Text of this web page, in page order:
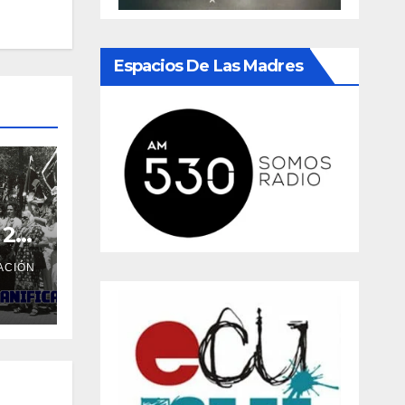
Espacios De Las Madres